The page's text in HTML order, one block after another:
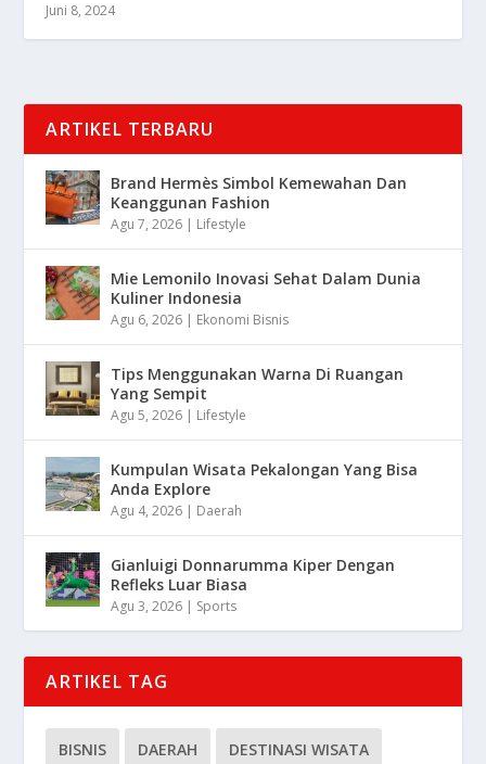
Juni 8, 2024
ARTIKEL TERBARU
Brand Hermès Simbol Kemewahan Dan
Keanggunan Fashion
Agu 7, 2026 | Lifestyle
Mie Lemonilo Inovasi Sehat Dalam Dunia
Kuliner Indonesia
Agu 6, 2026 | Ekonomi Bisnis
Tips Menggunakan Warna Di Ruangan
Yang Sempit
Agu 5, 2026 | Lifestyle
Kumpulan Wisata Pekalongan Yang Bisa
Anda Explore
Agu 4, 2026 | Daerah
Gianluigi Donnarumma Kiper Dengan
Refleks Luar Biasa
Agu 3, 2026 | Sports
ARTIKEL TAG
BISNIS DAERAH DESTINASI WISATA